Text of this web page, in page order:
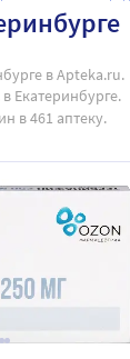
в Apteka.ru.
Екатеринбурге.
в 461 аптеку.